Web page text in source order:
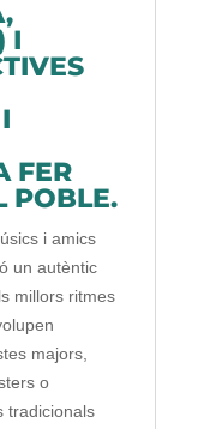
I
FER
POBLE.
i amics
un autèntic
millors ritmes
majors,
o
tradicionals